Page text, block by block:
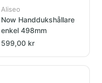
Aliseo
Now Handdukshållare
enkel 498mm
599,00 kr